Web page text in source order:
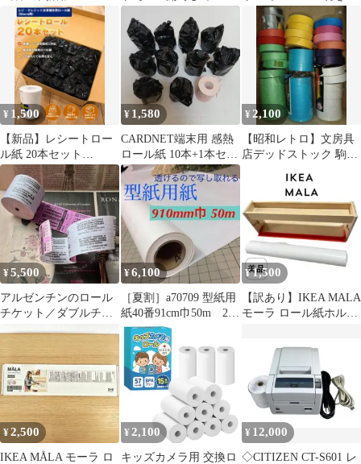
127mm×100m
す】
ールメモ 平成レトロ
¥ 1,500
【新品】レシートロー
ル紙 20本セット
58×45mm Stera対応 感
熱紙
¥ 1,580
CARDNET端末用 感熱
ロール紙 10本+1本セッ
ト 未使用
¥ 2,100
【昭和レトロ】文房具
店デッドストック 駒印
量まとめ売り
¥5,500
アルゼンチンのロール
チケット／ダブルチケ
ット／ピンク
¥6,100
［夏割］a70709 型紙用
紙40番91cm巾50m 2
本 新品パターン用紙
¥1,500
【訳あり】IKEA MALA
モーラ ロール紙ホルダ
¥2,500
IKEA MÅLA モーラ ロ
¥ 2,100
キッズカメラ用 交換ロ
¥ 12,000
◇CITIZEN CT-S601 レ